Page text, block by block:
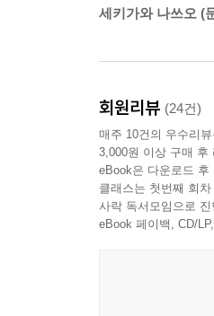
소설은 주인공 다
했지만) 역사 소설
깨달아 가는지에
‘밀실로 변한 도쿄,
이야기의 중심이
죽음은 2·26사건
역사학자 E. H.
세키가와 나쓰오 (
회원리뷰 (24건)
매주 10건의 우수리
3,000원 이상 구매 후
eBook은 다운로드
클래스는 첫번째 회
사락 독서모임으로
eBook 페이백, CD/